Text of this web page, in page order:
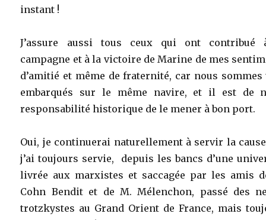
instant !
J’assure aussi tous ceux qui ont contribué
campagne et à la victoire de Marine de mes
d’amitié et même de fraternité, car nous sommes
embarqués sur le même navire, et il est de
responsabilité historique de le mener à bon port.
Oui, je continuerai naturellement à servir la
j’ai toujours servie, depuis les bancs d’une
livrée aux marxistes et saccagée par les amis
Cohn Bendit et de M. Mélenchon, passé des
trotzkystes au Grand Orient de France, mais